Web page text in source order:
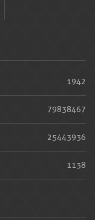
1942
79838467
25443936
1138